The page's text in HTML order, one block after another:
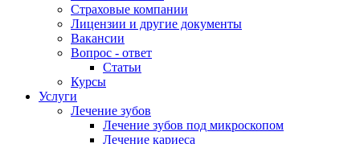
Страховые компании
Лицензии и другие документы
Вакансии
Вопрос - ответ
Статьи
Курсы
Услуги
Лечение зубов
Лечение зубов под микроскопом
Лечение кариеса